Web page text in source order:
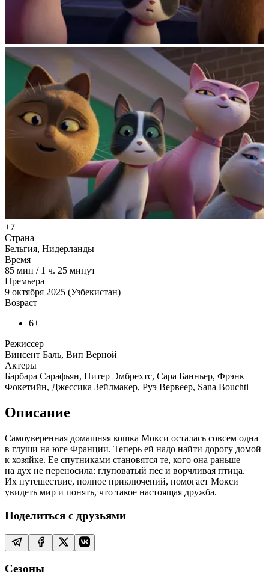
+7
Страна
Бельгия, Нидерланды
Время
85 мин / 1 ч. 25 минут
Премьера
9 октября 2025 (Узбекистан)
Возраст
6+
Режиссер
Винсент Баль, Вип Верной
Актеры
Барбара Сарафьян, Питер Эмбрехтс, Сара Банньер, Фрэнк
Фокетийн, Джессика Зейлмакер, Руэ Вервеер, Sana Bouchti
Описание
Самоуверенная домашняя кошка Мокси осталась совсем одна
в глуши на юге Франции. Теперь ей надо найти дорогу домой
к хозяйке. Ее спутниками становятся те, кого она раньше
на дух не переносила: глуповатый пес и ворчливая птица.
Их путешествие, полное приключений, помогает Мокси
увидеть мир и понять, что такое настоящая дружба.
Поделиться с друзьями
Сезоны